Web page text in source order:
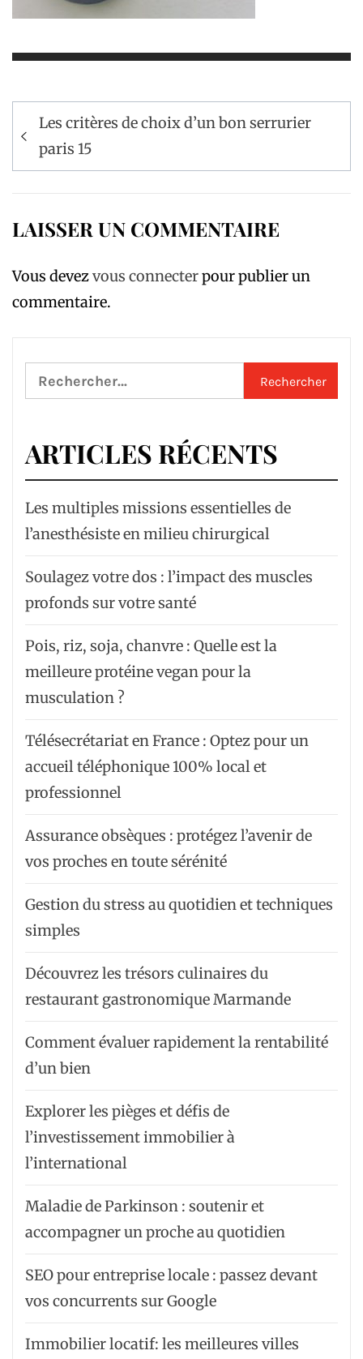
Navigation
de
l’article
Les critères de choix d’un bon serrurier
paris 15
LAISSER UN COMMENTAIRE
Vous devezvous connecterpour publier un
commentaire.
Rechercher :
ARTICLES RÉCENTS
Les multiples missions essentielles de
l’anesthésiste en milieu chirurgical
Soulagez votre dos : l’impact des muscles
profonds sur votre santé
Pois, riz, soja, chanvre : Quelle est la
meilleure protéine vegan pour la
musculation ?
Télésecrétariat en France : Optez pour un
accueil téléphonique 100% local et
professionnel
Assurance obsèques : protégez l’avenir de
vos proches en toute sérénité
Gestion du stress au quotidien et techniques
simples
Découvrez les trésors culinaires du
restaurant gastronomique Marmande
Comment évaluer rapidement la rentabilité
d’un bien
Explorer les pièges et défis de
l’investissement immobilier à
l’international
Maladie de Parkinson : soutenir et
accompagner un proche au quotidien
SEO pour entreprise locale : passez devant
vos concurrents sur Google
Immobilier locatif: les meilleures villes